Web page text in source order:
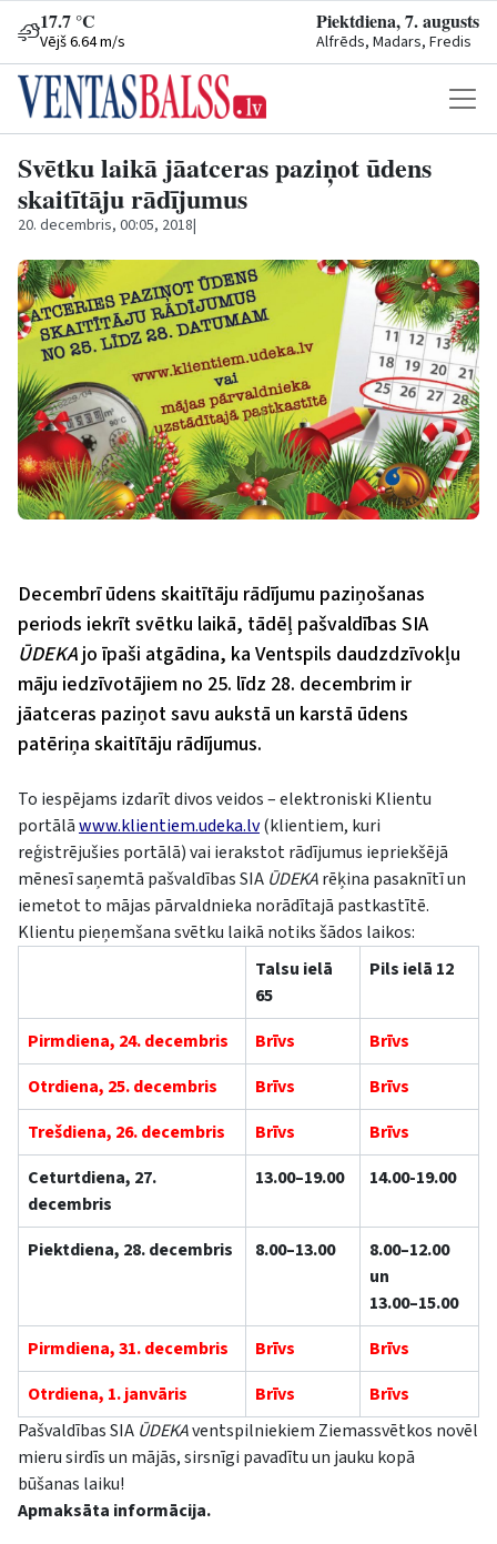
17.7 °C
Vējš 6.64 m/s
Piektdiena, 7. augusts
Alfrēds, Madars, Fredis
Svētku laikā jāatceras paziņot ūdens
skaitītāju rādījumus
20. decembris, 00:05, 2018|
Decembrī ūdens skaitītāju rādījumu paziņošanas
periods iekrīt svētku laikā, tādēļ pašvaldības SIA
ŪDEKA jo īpaši atgādina, ka Ventspils daudzdzīvokļu
māju iedzīvotājiem no 25. līdz 28. decembrim ir
jāatceras paziņot savu aukstā un karstā ūdens
patēriņa skaitītāju rādījumus.
To iespējams izdarīt divos veidos – elektroniski Klientu
portālāwww.klientiem.udeka.lv(klientiem, kuri
reģistrējušies portālā) vai ierakstot rādījumus iepriekšējā
mēnesī saņemtā pašvaldības SIA ŪDEKArēķina pasaknītī un
iemetot to mājas pārvaldnieka norādītajā pastkastītē.
Klientu pieņemšana svētku laikā notiks šādos laikos:
Talsu ielā
65
Pils ielā 12
Pirmdiena, 24. decembris Brīvs
Brīvs
Otrdiena, 25. decembris
Brīvs
Brīvs
Trešdiena, 26. decembris
Brīvs
Brīvs
Ceturtdiena, 27.
decembris
13.00–19.00 14.00-19.00
Piektdiena, 28. decembris 8.00–13.00
8.00–12.00
un
13.00–15.00
Pirmdiena, 31. decembris
Brīvs
Brīvs
Otrdiena, 1. janvāris
Brīvs
Brīvs
Pašvaldības SIA ŪDEKAventspilniekiem Ziemassvētkos novēl
mieru sirdīs un mājās, sirsnīgi pavadītu un jauku kopā
būšanas laiku!
Apmaksāta informācija.